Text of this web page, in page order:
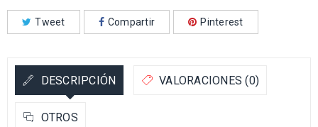
Tweet Compartir Pinterest
DESCRIPCIÓN VALORACIONES (0)
OTROS